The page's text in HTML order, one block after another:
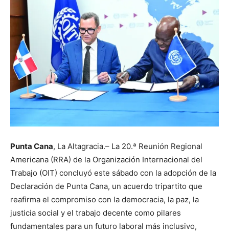
Punta Cana, La Altagracia.– La 20.ª Reunión Regional
Americana (RRA) de la Organización Internacional del
Trabajo (OIT) concluyó este sábado con la adopción de la
Declaración de Punta Cana, un acuerdo tripartito que
reafirma el compromiso con la democracia, la paz, la
justicia social y el trabajo decente como pilares
fundamentales para un futuro laboral más inclusivo,